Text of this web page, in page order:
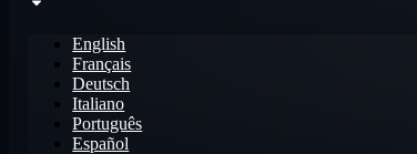
English
Français
Deutsch
Italiano
Português
Español